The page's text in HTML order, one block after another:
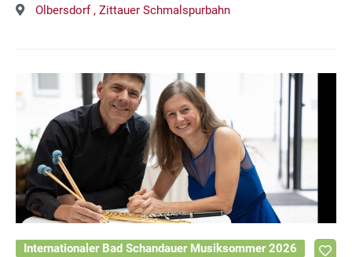
Olbersdorf , Zittauer Schmalspurbahn
Internationaler Bad Schandauer Musiksommer 2026